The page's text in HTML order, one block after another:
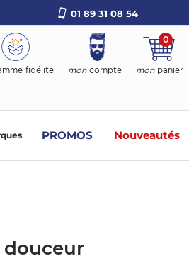
01 89 31 08 54
fidélité mon compte mon panier
0
PROMOS Nouveautés